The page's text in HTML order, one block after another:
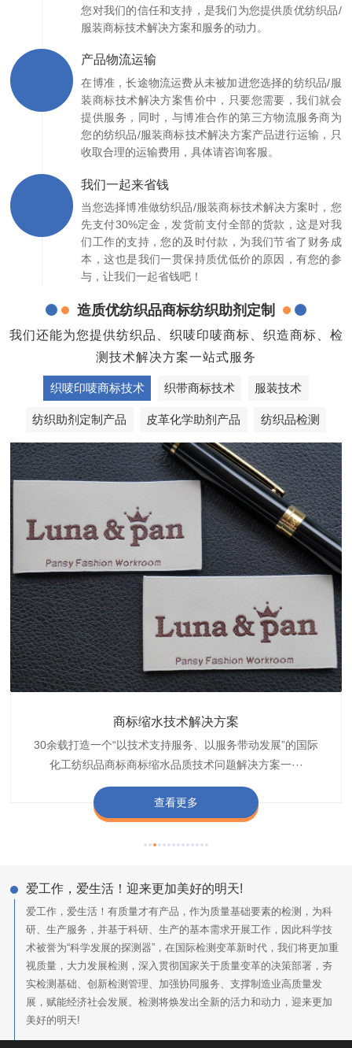
您对我们的信任和支持，是我们为您提供质优纺织品/
服装商标技术解决方案和服务的动力。
产品物流运输
在博准，长途物流运费从未被加进您选择的纺织品/服
装商标技术解决方案售价中，只要您需要，我们就会
提供服务，同时，与博准合作的第三方物流服务商为
您的纺织品/服装商标技术解决方案产品进行运输，只
收取合理的运输费用，具体请咨询客服。
我们一起来省钱
当您选择博准做纺织品/服装商标技术解决方案时，您
先支付30%定金，发货前支付全部的货款，这是对我
们工作的支持，您的及时付款，为我们节省了财务成
本，这也是我们一贯保持质优低价的原因，有您的参
与，让我们一起省钱吧！
造质优纺织品商标纺织助剂定制
我们还能为您提供纺织品、织唛印唛商标、织造商标、检
测技术解决方案一站式服务
织唛印唛商标技术 织带商标技术 服装技术
纺织助剂定制产品 皮革化学助剂产品 纺织品检测
商标缩水技术解决方案
30余载打造一个“以技术支持服务、以服务带动发展”的国际
化工纺织品商标商标缩水品质技术问题解决方案一···
查看更多
织带商标防水技术解决方案
博准公司专注于织带商标防水技术解决方案30余载,励志于
纺织品商标企业打造含油量超标品质技术问题解决方···
查看更多
服装颜色不匀技术解决方案
博准是一家专注30余载设计研发织唛印唛商标、织带服装颜
色不匀品质技术问题解决方案一站式服务提供商,技···
查看更多
纺织品阻燃母粒
博准致力于成为纺织品商标阻燃母粒剂,TF-W760,TF-W760
阻燃母粒剂加工定制服务实力提供商,···
查看更多
爱工作，爱生活！迎来更加美好的明天!
爱工作，爱生活！有质量才有产品，作为质量基础要素的检测，为科
研、生产服务，并基于科研、生产的基本需求开展工作，因此科学技
术被誉为“科学发展的探测器”，在国际检测变革新时代，我们将更加重
视质量，大力发展检测，深入贯彻国家关于质量变革的决策部署，夯
实检测基础、创新检测管理、加强协同服务、支撑制造业高质量发
展，赋能经济社会发展。检测将焕发出全新的活力和动力，迎来更加
美好的明天!